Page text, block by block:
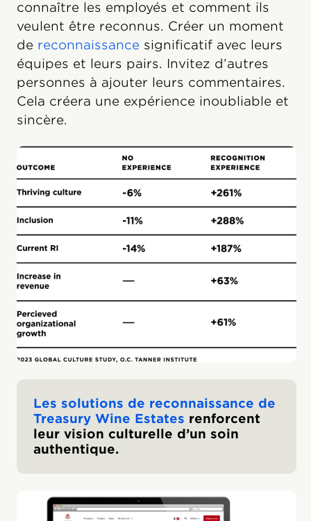
connaître les employés et comment ils
veulent être reconnus. Créer un moment
de reconnaissance significatif avec leurs
équipes et leurs pairs. Invitez d’autres
personnes à ajouter leurs commentaires.
Cela créera une expérience inoubliable et
sincère.
Les solutions de reconnaissance de
Treasury Wine Estates renforcent
leur vision culturelle d’un soin
authentique.